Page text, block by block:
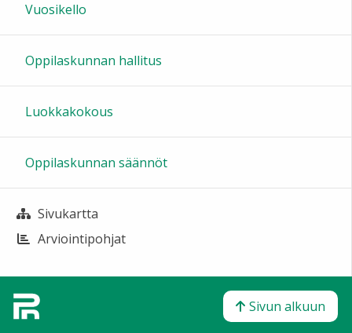
Vuosikello
Oppilaskunnan hallitus
Luokkakokous
Oppilaskunnan säännöt
Sivukartta
Arviointipohjat
Sivun alkuun